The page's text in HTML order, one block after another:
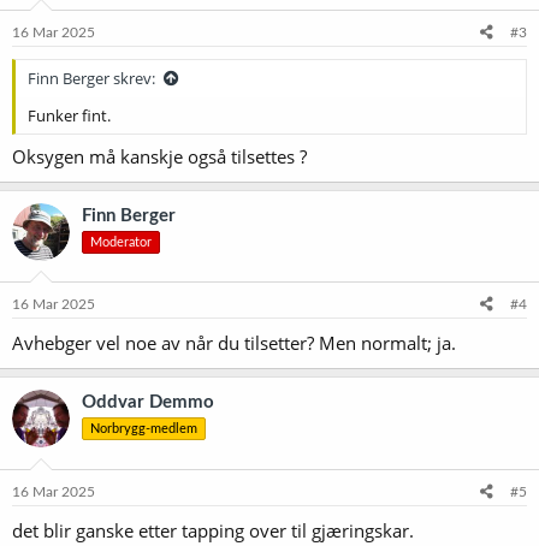
e
16 Mar 2025 #3
Finn Berger skrev:
Funker fint.
Oksygen må kanskje også tilsettes ?
Finn Berger
Moderator
16 Mar 2025 #4
Avhebger vel noe av når du tilsetter? Men normalt; ja.
Oddvar Demmo
Norbrygg-medlem
16 Mar 2025 #5
det blir ganske etter tapping over til gjæringskar.